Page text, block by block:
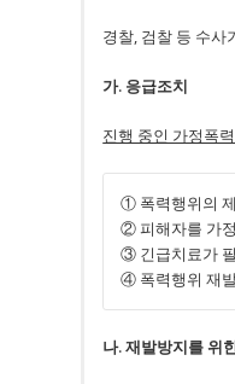
경찰, 검찰 등 수사
가. 응급조치
진행 중인 가정폭
① 폭력행위의
② 피해자를 가
③ 긴급치료가
④ 폭력행위 재
나. 재발방지를 위